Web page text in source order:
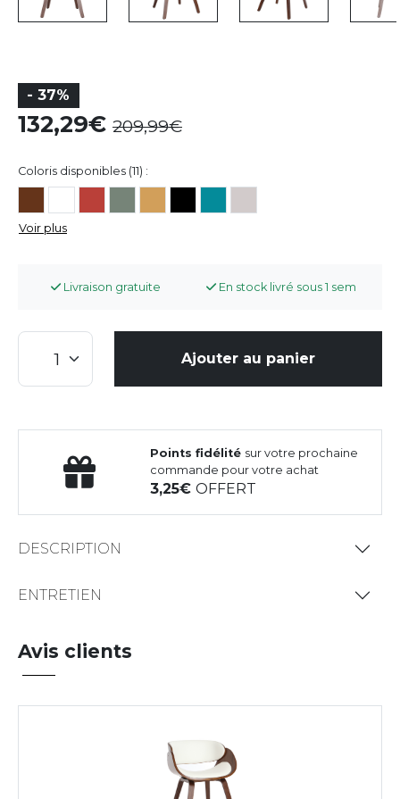
- 37%
132,29 209,99
Coloris disponibles (11) :
Voir plus
Livraison gratuite En stock livré sous 1 sem
Ajouter au panier
Points fidélité sur votre prochaine
commande pour votre achat
3,25OFFERT
DESCRIPTION
ENTRETIEN
Avis clients